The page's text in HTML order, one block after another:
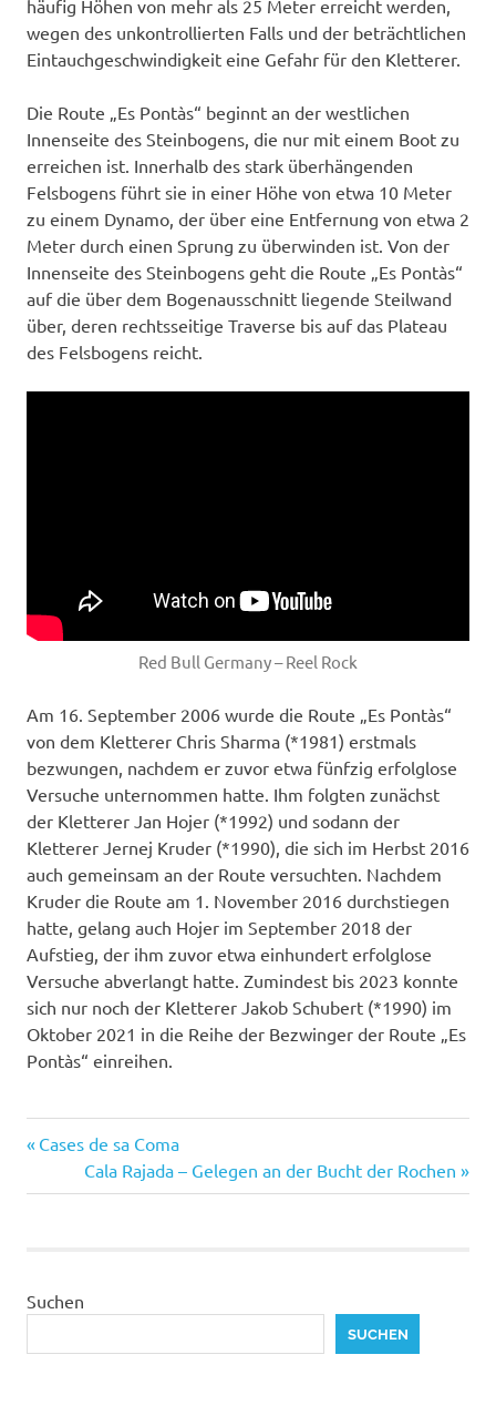
häufig Höhen von mehr als 25 Meter erreicht werden,
wegen des unkontrollierten Falls und der beträchtlichen
Eintauchgeschwindigkeit eine Gefahr für den Kletterer.
Die Route „Es Pontàs“ beginnt an der westlichen
Innenseite des Steinbogens, die nur mit einem Boot zu
erreichen ist. Innerhalb des stark überhängenden
Felsbogens führt sie in einer Höhe von etwa 10 Meter
zu einem Dynamo, der über eine Entfernung von etwa 2
Meter durch einen Sprung zu überwinden ist. Von der
Innenseite des Steinbogens geht die Route „Es Pontàs“
auf die über dem Bogenausschnitt liegende Steilwand
über, deren rechtsseitige Traverse bis auf das Plateau
des Felsbogens reicht.
Red Bull Germany – Reel Rock
Am 16. September 2006 wurde die Route „Es Pontàs“
von dem Kletterer Chris Sharma (*1981) erstmals
bezwungen, nachdem er zuvor etwa fünfzig erfolglose
Versuche unternommen hatte. Ihm folgten zunächst
der Kletterer Jan Hojer (*1992) und sodann der
Kletterer Jernej Kruder (*1990), die sich im Herbst 2016
auch gemeinsam an der Route versuchten. Nachdem
Kruder die Route am 1. November 2016 durchstiegen
hatte, gelang auch Hojer im September 2018 der
Aufstieg, der ihm zuvor etwa einhundert erfolglose
Versuche abverlangt hatte. Zumindest bis 2023 konnte
sich nur noch der Kletterer Jakob Schubert (*1990) im
Oktober 2021 in die Reihe der Bezwinger der Route „Es
Pontàs“ einreihen.
Beitragsnavigation
Vorheriger
Beitrag:
Cases de sa Coma
Nächster
Beitrag:
Cala Rajada – Gelegen an der Bucht der Rochen
Suchen
SUCHEN